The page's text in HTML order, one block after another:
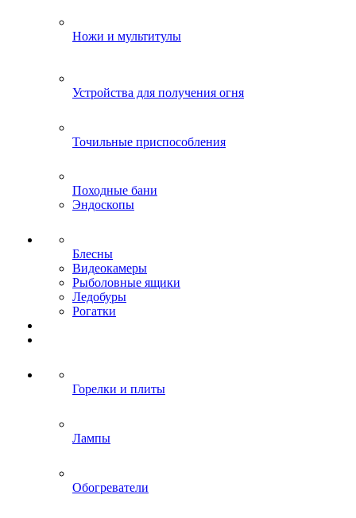
Ножи и мультитулы
Устройства для получения огня
Точильные приспособления
Походные бани
Эндоскопы
Блесны
Видеокамеры
Рыболовные ящики
Ледобуры
Рогатки
Горелки и плиты
Лампы
Обогреватели